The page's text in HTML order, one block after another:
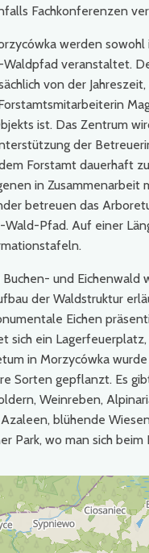
Fachkonferenzen
werden sowohl
veranstaltet.
von der
ist. Das Zentrum
der
Forstamt dauerhaft
in
betreuen das
Pfad. Auf einer
Buchen- und
der Waldstruktur
Eichen
sich ein
in Morzycówka
Sorten gepflanzt. Es
Weinreben,
blühende
Park, wo man sich